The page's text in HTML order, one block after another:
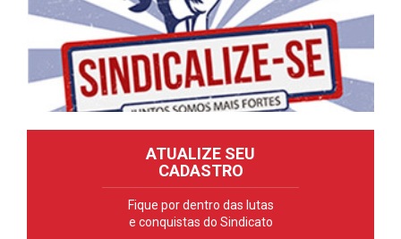
ATUALIZE SEU
CADASTRO
Fique por dentro das lutas
e conquistas do Sindicato